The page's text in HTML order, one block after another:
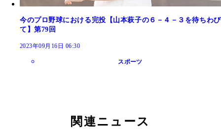
今のプロ野球における完投【山本萩子の６－４－３を待ちわび
て】第79回
2023年09月16日 06:30
スポーツ
関連ニュース